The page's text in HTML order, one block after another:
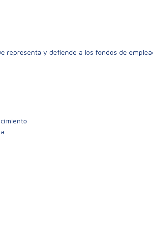
representa y defiende a los fondos de